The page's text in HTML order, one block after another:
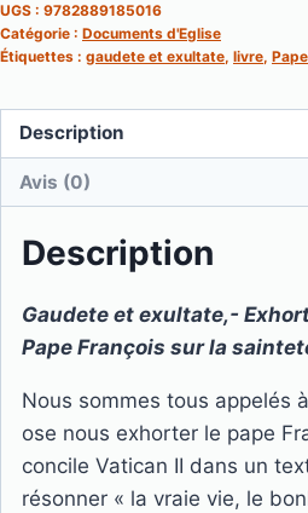
et
exultate
UGS : 9782889185016
Catégorie : Documents d'Eglise
Étiquettes : gaudete et exultate, livre,
Description
Avis (0)
Description
Gaudete et exultate,-
Pape François sur la
Nous sommes tous appelés
ose nous exhorter le pape
concile Vatican II dans un
résonner « la vraie vie, le